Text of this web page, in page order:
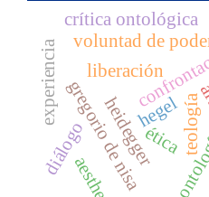
teología
heideggerhegel
gregorio de nisa
voluntad de
crítica ontológica
liberación
diálogo ética
experiencia